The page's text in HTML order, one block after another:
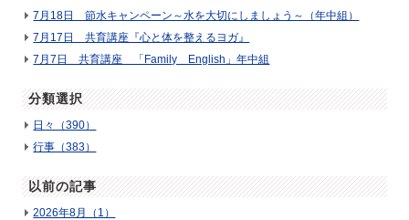
7月18日 節水キャンペーン～水を大切にしましょう～（年中組）
7月17日 共育講座『心と体を整えるヨガ』
7月7日 共育講座 「Family English」年中組
分類選択
日々（390）
行事（383）
以前の記事
2026年8月（1）